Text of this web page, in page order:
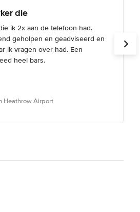
die
ik 2x aan de telefoon had.
geholpen en geadviseerd en
ik vragen over had. Een
heel bars.
Heathrow Airport